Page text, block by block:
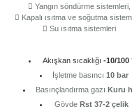
Yangın söndürme sistemleri,
Kapalı ısıtma ve soğutma
Su ısıtma sistemleri
Akışkan sıcaklığı-10/100
İşletme basıncı10 bar
Basınçlandırma gazıKuru
GövdeRst 37-2 çelik